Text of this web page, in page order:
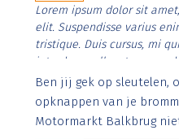
Lorem ipsum dolor sit
elit. Suspendisse varius
tristique. Duis cursus, mi
interdum nulla, ut
Aenean faucibus nibh et
imperdiet. Nunc ut sem
Ben jij gek op sleutelen,
opknappen van je
Motormarkt Balkbrug